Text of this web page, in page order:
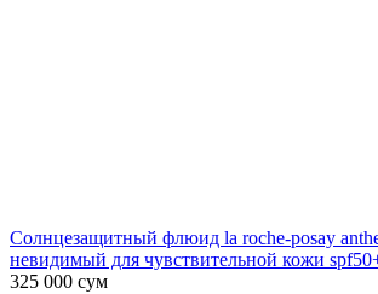
Солнцезащитный флюид la roche-posay
невидимый для чувствительной кожи
325 000 сум